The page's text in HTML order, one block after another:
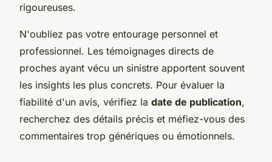
rigoureuses.
N'oubliez pas votre entourage personnel et
professionnel. Les témoignages directs de
proches ayant vécu un sinistre apportent souvent
les insights les plus concrets. Pour évaluer la
fiabilité d'un avis, vérifiez la date de publication,
recherchez des détails précis et méfiez-vous des
commentaires trop génériques ou émotionnels.